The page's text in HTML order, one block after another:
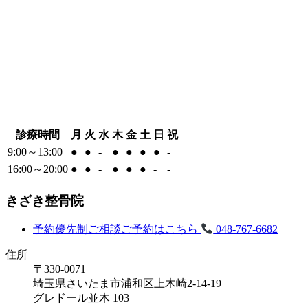
診療時間 月 火 水 木 金 土 日 祝
9:00～13:00
● ● - ● ● ● ●
-
16:00～20:00 ● ● - ● ● ● - -
きざき整骨院
予約優先制 ご相談ご予約はこちら 048-767-6682
住所
〒330-0071
埼玉県さいたま市浦和区上木崎2-14-19
グレドール並木 103